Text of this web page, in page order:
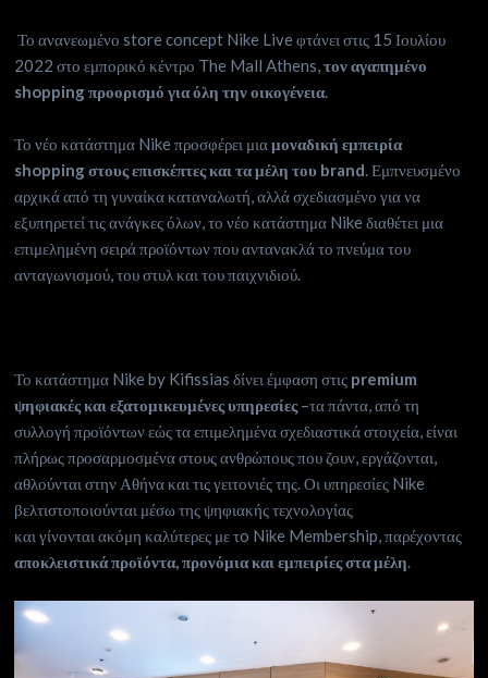
Το ανανεωμένο store concept Nike Live φτάνει στις 15 Ιουλίου
2022 στο εμπορικό κέντρο The Mall Athens,τον αγαπημένο
shoppingπροορισμό για όλη την οικογένεια.
Το νέο κατάστημα Nike προσφέρει μιαμοναδική εμπειρία
shoppingστους επισκέπτες και τα μέλη του brand. Εμπνευσμένο
αρχικά από τη γυναίκα καταναλωτή, αλλά σχεδιασμένο για να
εξυπηρετεί τις ανάγκες όλων, το νέο κατάστημα Nike διαθέτει μια
επιμελημένη σειρά προϊόντων που αντανακλά το πνεύμα του
ανταγωνισμού, του στυλ και του παιχνιδιού.
Το κατάστημα Nike by Kifissias δίνει έμφαση στις premium
ψηφιακές και εξατομικευμένες υπηρεσίες –τα πάντα, από τη
συλλογή προϊόντων εώς τα επιμελημένα σχεδιαστικά στοιχεία, είναι
πλήρως προσαρμοσμένα στους ανθρώπους που ζουν, εργάζονται,
αθλούνται στην Αθήνα και τις γειτονιές της. Οι υπηρεσίες Nike
βελτιστοποιούνται μέσω της ψηφιακής τεχνολογίας
και γίνονται ακόμη καλύτερες με τo Nike Membership, παρέχοντας
αποκλειστικά προϊόντα, προνόμια και εμπειρίες στα μέλη.